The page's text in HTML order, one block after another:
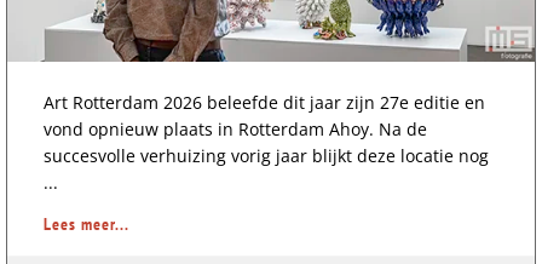
Art Rotterdam 2026 beleefde dit jaar zijn 27e editie en
vond opnieuw plaats in Rotterdam Ahoy. Na de
succesvolle verhuizing vorig jaar blijkt deze locatie nog
...
Lees meer...